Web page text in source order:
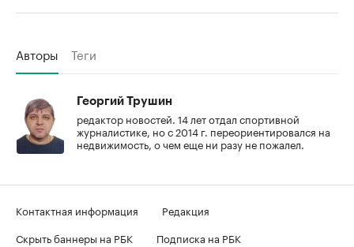
Авторы Теги
Георгий Трушин
редактор новостей. 14 лет отдал спортивной
журналистике, но с 2014 г. переориентировался на
недвижимость, о чем еще ни разу не пожалел.
Контактная информация
Редакция
Скрыть баннеры на РБК
Подписка на РБК